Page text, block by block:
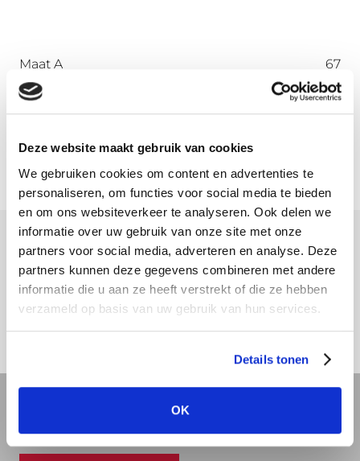
Deze website maakt gebruik van cookies
We gebruiken cookies om content en advertenties te
personaliseren, om functies voor social media te bieden
en om ons websiteverkeer te analyseren. Ook delen we
informatie over uw gebruik van onze site met onze
partners voor social media, adverteren en analyse. Deze
partners kunnen deze gegevens combineren met andere
informatie die u aan ze heeft verstrekt of die ze hebben
verzameld op basis van uw gebruik van hun services.
Details tonen
OK
Maat A
67
Maat B
45
Meer informatie
Download hier onze montagehandleiding